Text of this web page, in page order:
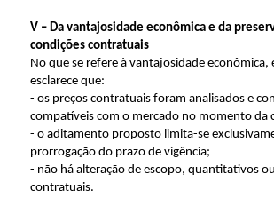
V – Da vantajosidade econômica e da
condições contratuais
No que se refere à vantajosidade econômica,
esclarece que:
- os preços contratuais foram analisados e
compatíveis com o mercado no momento da
- o aditamento proposto limita-se
prorrogação do prazo de vigência;
- não há alteração de escopo, quantitativos
contratuais.